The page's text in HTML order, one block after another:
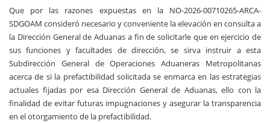
Que por las razones expuestas en la NO-2026-00710265-ARCA-
SDGOAM consideró necesario y conveniente la elevación en consulta a
la Dirección General de Aduanas a fin de solicitarle que en ejercicio de
sus funciones y facultades de dirección, se sirva instruir a esta
Subdirección General de Operaciones Aduaneras Metropolitanas
acerca de si la prefactibilidad solicitada se enmarca en las estrategias
actuales fijadas por esa Dirección General de Aduanas, ello con la
finalidad de evitar futuras impugnaciones y asegurar la transparencia
en el otorgamiento de la prefactibilidad.